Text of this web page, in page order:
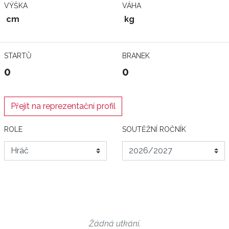
VÝŠKA
cm
VÁHA
kg
STARTŮ
0
BRANEK
0
Přejít na reprezentační profil
ROLE SOUTĚŽNÍ ROČNÍK
Žádná utkání.